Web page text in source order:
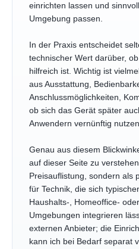
einrichten lassen und
Umgebung passen.
In der Praxis entscheidet
technischer Wert darüber,
hilfreich ist. Wichtig ist
aus Ausstattung,
Anschlussmöglichkeiten,
ob sich das Gerät später
Anwendern vernünftig
Genau aus diesem
auf dieser Seite zu
Preisauflistung, sondern als
für Technik, die sich
Haushalts-, Homeoffice-
Umgebungen integrieren
externen Anbieter; die
kann ich bei Bedarf separat